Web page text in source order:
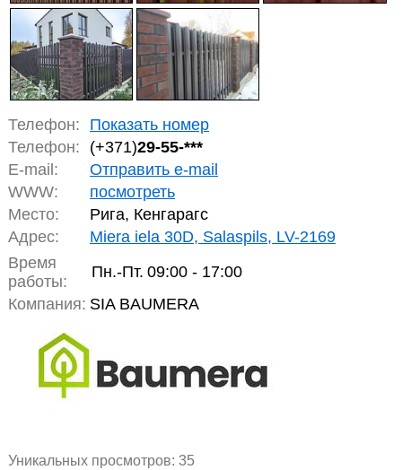
Телефон:
Показать номер
Телефон:
(+371)29-55-***
E-mail:
Отправить e-mail
WWW:
посмотреть
Место:
Рига, Кенгарагс
Адрес:
Miera iela 30D, Salaspils, LV-2169
Время
работы:
Пн.-Пт. 09:00 - 17:00
Компания: SIA BAUMERA
Уникальных просмотров: 35